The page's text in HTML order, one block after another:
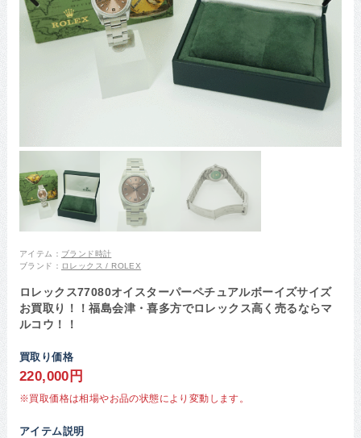
Previous Next
アイテム： ブランド時計
ブランド： ロレックス / ROLEX
ロレックス77080オイスターパーペチュアルボーイズサイズ
お買取り！！福島会津・喜多方でロレックス高く売るならマ
ルコウ！！
買取り価格
220,000円
※買取価格は相場やお品の状態により変動します。
アイテム説明